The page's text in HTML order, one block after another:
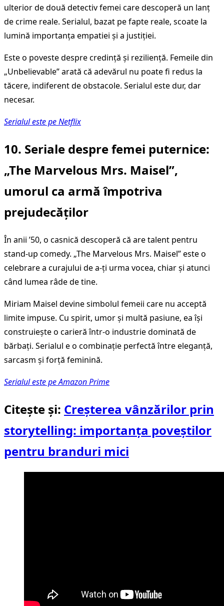
ulterior de două detectiv femei care descoperă un lanț
de crime reale. Serialul, bazat pe fapte reale, scoate la
lumină importanța empatiei și a justiției.
Este o poveste despre credință și reziliență. Femeile din
„Unbelievable” arată că adevărul nu poate fi redus la
tăcere, indiferent de obstacole. Serialul este dur, dar
necesar.
Serialul este pe Netflix
10. Seriale despre femei puternice:
„The Marvelous Mrs. Maisel”,
umorul ca armă împotriva
prejudecăților
În anii ’50, o casnică descoperă că are talent pentru
stand-up comedy. „The Marvelous Mrs. Maisel” este o
celebrare a curajului de a-ți urma vocea, chiar și atunci
când lumea râde de tine.
Miriam Maisel devine simbolul femeii care nu acceptă
limite impuse. Cu spirit, umor și multă pasiune, ea își
construiește o carieră într-o industrie dominată de
bărbați. Serialul e o combinație perfectă între eleganță,
sarcasm și forță feminină.
Serialul este pe Amazon Prime
Citește și: Creșterea vânzărilor prin
storytelling: importanța poveștilor
pentru branduri mici